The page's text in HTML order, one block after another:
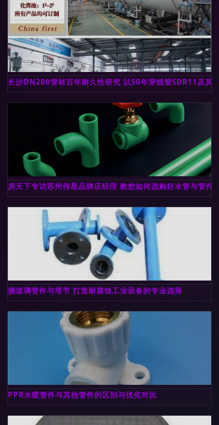
长沙DN280管材百年耐久性研究 以50年穿线管SDR11及其
房天下专访苏州伟星品牌店经理 教您如何选购好水管与管件
搪玻璃管件与塔节 打造耐腐蚀工业设备的专业选择
PPR水暖管件与其他管件的区别与优劣对比